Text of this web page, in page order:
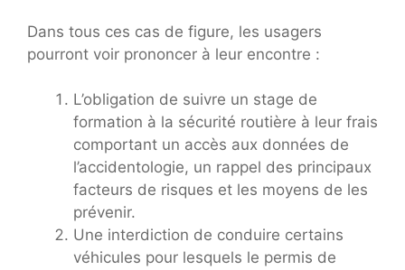
Dans tous ces cas de figure, les usagers
pourront voir prononcer à leur encontre :
L’obligation de suivre un stage de
formation à la sécurité routière à leur frais
comportant un accès aux données de
l’accidentologie, un rappel des principaux
facteurs de risques et les moyens de les
prévenir.
Une interdiction de conduire certains
véhicules pour lesquels le permis de